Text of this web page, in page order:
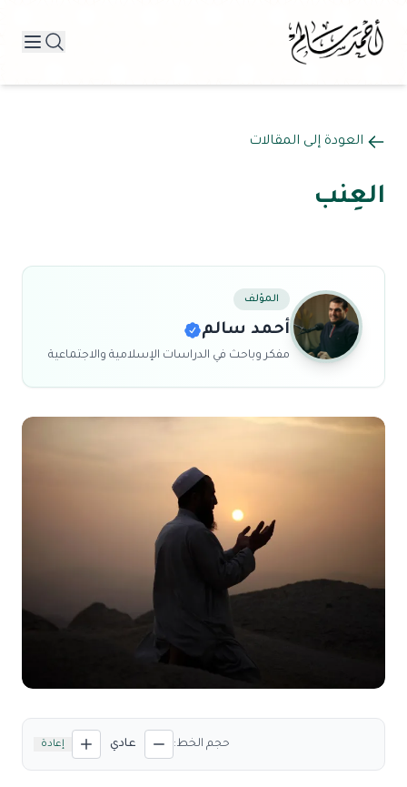
العودة إلى المقالات
العِنب
المؤلف
أحمد سالم
مفكر وباحث في الدراسات الإسلامية والاجتماعية
حجم الخط: عادي إعادة